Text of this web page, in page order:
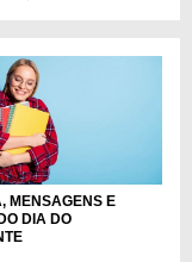
MENSAGENS E
DIA DO